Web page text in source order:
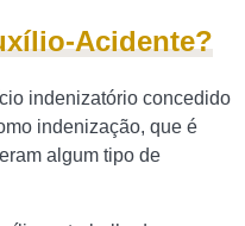
Acidente?
indenizatório concedido
indenização, que é
algum tipo de